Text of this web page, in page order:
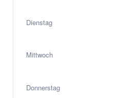
Dienstag
Mittwoch
Donnerstag